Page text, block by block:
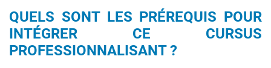
QUELS SONT LES PRÉREQUIS POUR
INTÉGRER CE CURSUS
PROFESSIONNALISANT ?